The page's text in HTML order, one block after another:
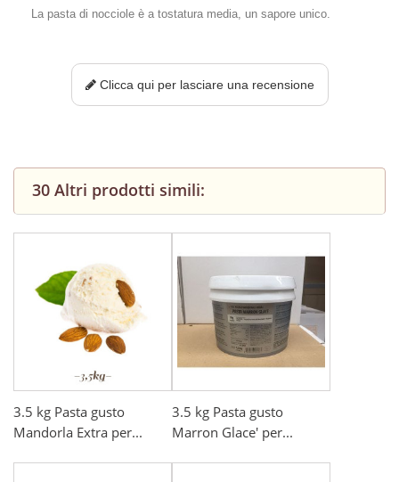
La pasta di nocciole è a tostatura media, un sapore unico.
Clicca qui per lasciare una recensione
30 Altri prodotti simili:
3.5 kg Pasta gusto
Mandorla Extra per...
3.5 kg Pasta gusto
Marron Glace' per...